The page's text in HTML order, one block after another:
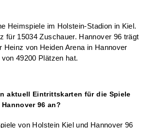
Heimspiele im Holstein-Stadion in Kiel.
für 15034 Zuschauer. Hannover 96 trägt
Heinz von Heiden Arena in Hannover
49200 Plätzen hat.
aktuell Eintrittskarten für die Spiele
96 an?
von Holstein Kiel und Hannover 96